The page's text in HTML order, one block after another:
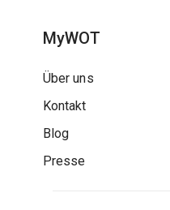
MyWOT
Über uns
Kontakt
Blog
Presse